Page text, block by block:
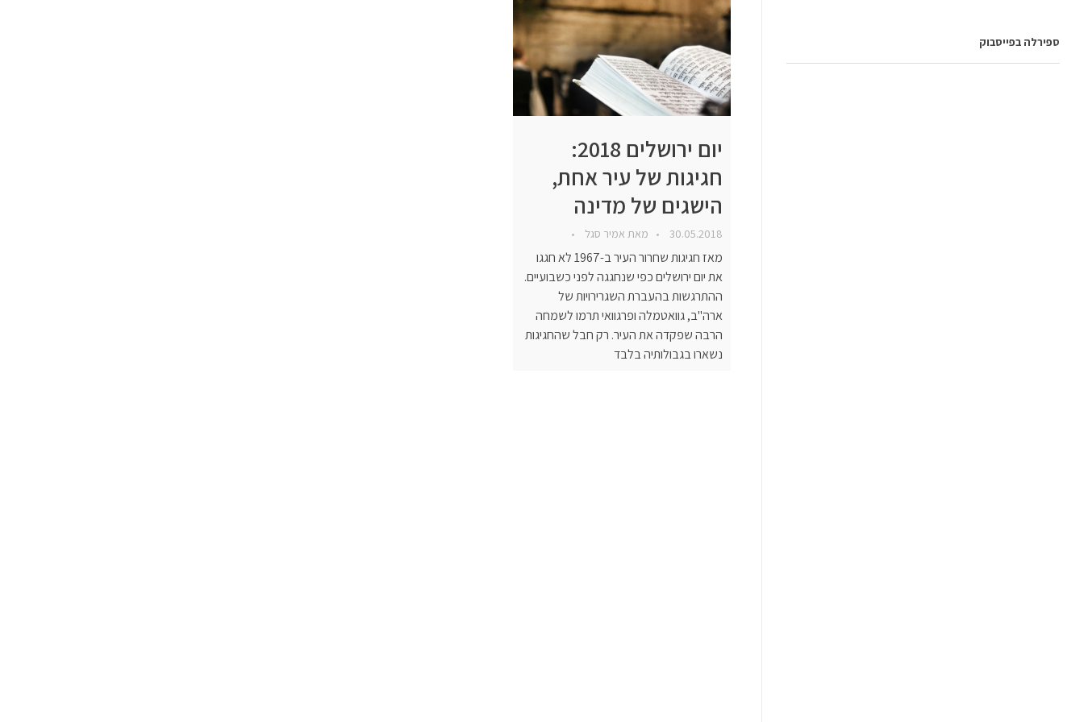
יום ירושלים 2018:
חגיגות של עיר אחת,
הישגים של מדינה
30.05.2018 מאת אמיר סגל
מאז חגיגות שחרור העיר ב-1967 לא חגגו
את יום ירושלים כפי שנחגגה לפני כשבועיים.
ההתרגשות בהעברת השגרירויות של
ארה"ב, גוואטמלה ופרגוואי תרמו לשמחה
הרבה שפקדה את העיר. רק חבל שהחגיגות
נשארו בגבולותיה בלבד
ספירלה בפייסבוק